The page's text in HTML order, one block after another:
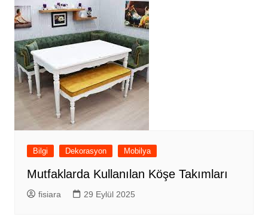
Bilgi Dekorasyon Mobilya
Mutfaklarda Kullanılan Köşe Takımları
fisiara 29 Eylül 2025